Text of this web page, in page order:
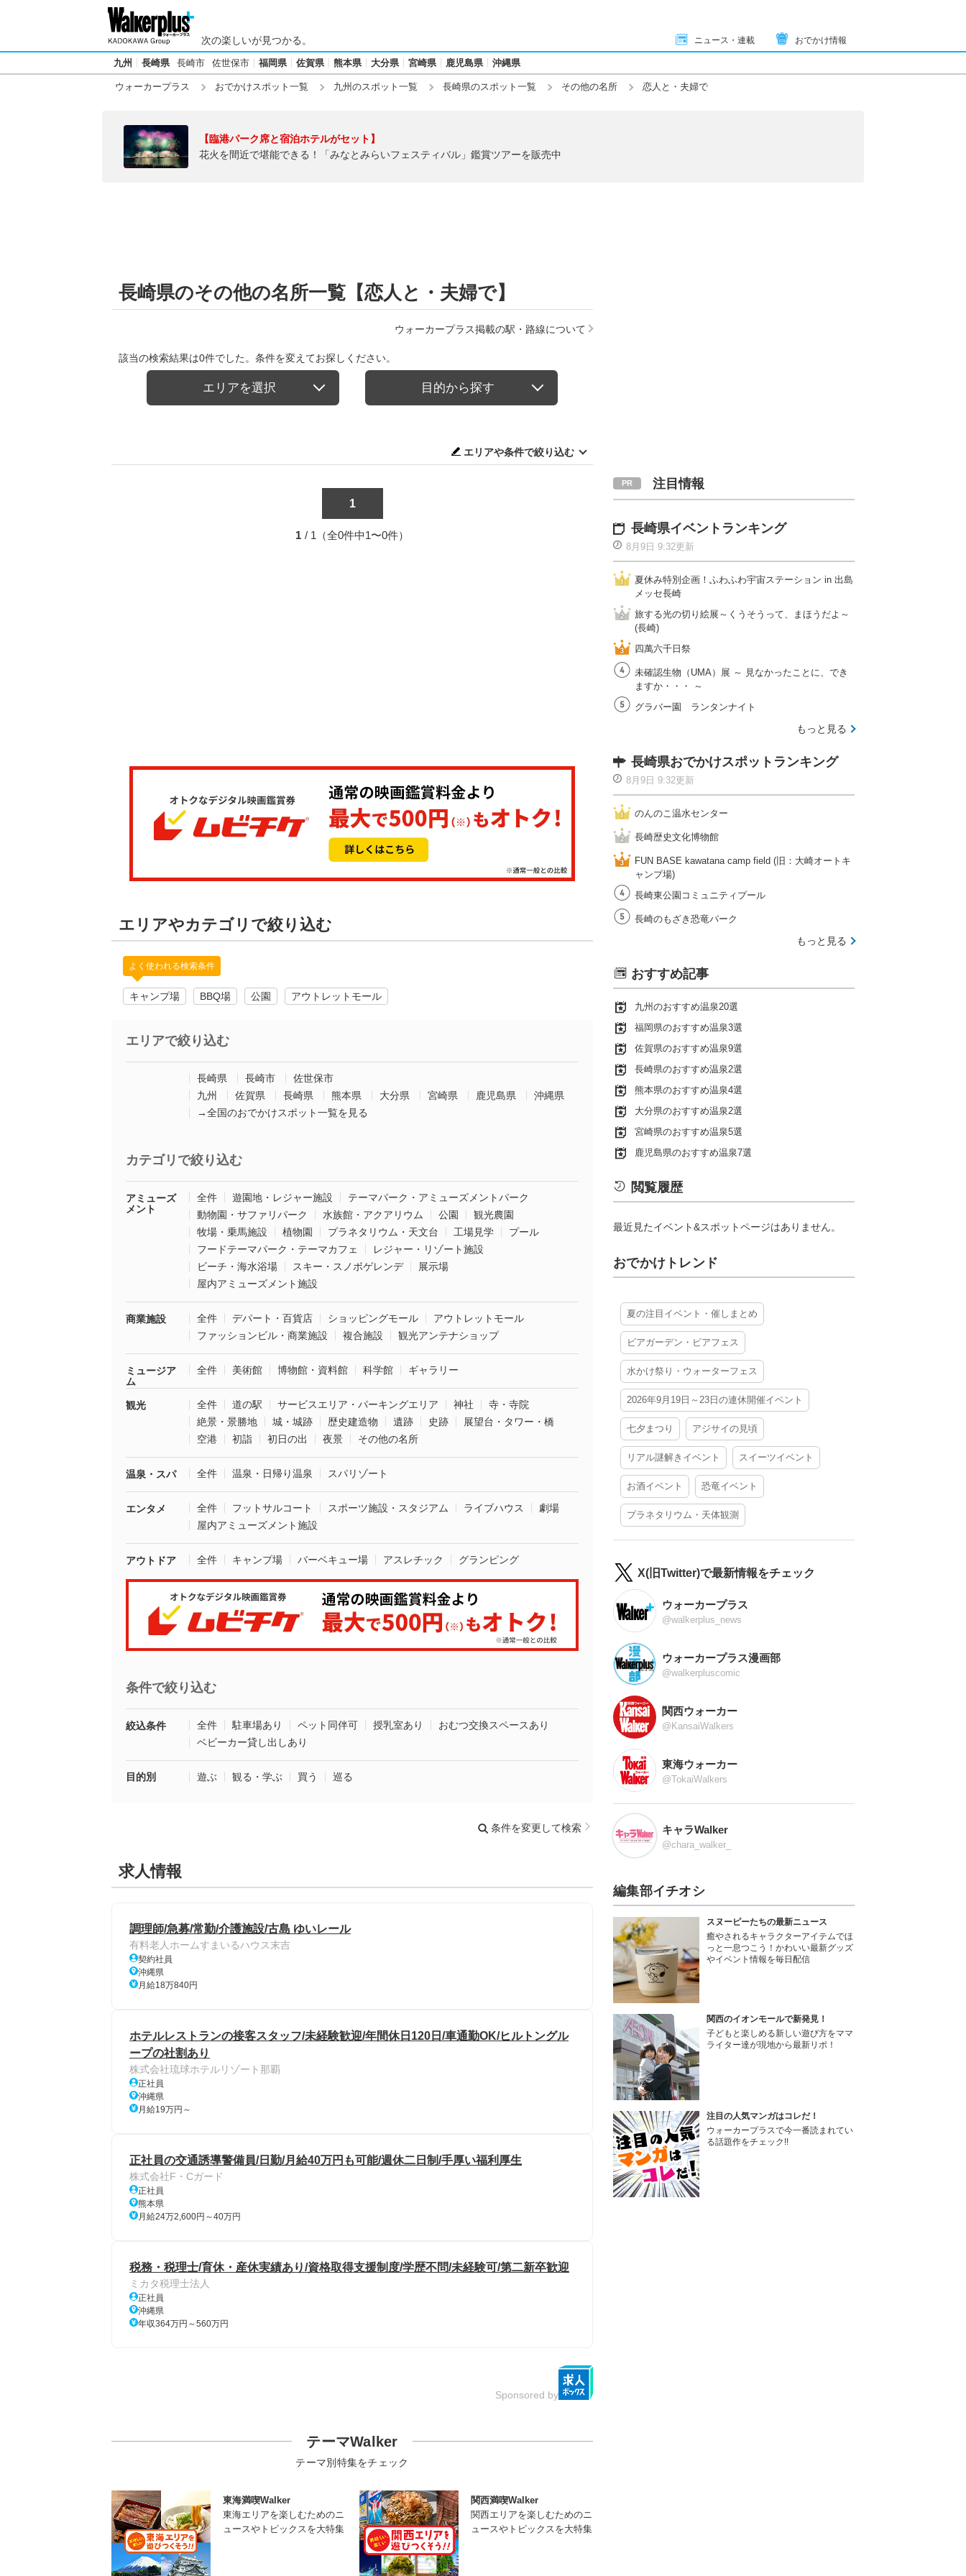
次の楽しいが見つかる。 ニュース・連載 おでかけ情報
九州 長崎県 長崎市 佐世保市 福岡県 佐賀県 熊本県 大分県 宮崎県 鹿児島県 沖縄県
ウォーカープラス おでかけスポット一覧 九州のスポット一覧 長崎県のスポット一覧 その他の名所 恋人と・夫婦で
【臨港パーク席と宿泊ホテルがセット】
花火を間近で堪能できる！「みなとみらいフェスティバル」鑑賞ツアーを販売中
長崎県のその他の名所一覧【恋人と・夫婦で】
ウォーカープラス掲載の駅・路線について
該当の検索結果は0件でした。条件を変えてお探しください。
エリアを選択 目的から探す
エリアや条件で絞り込む
1
1 / 1（全0件中1〜0件）
エリアやカテゴリで絞り込む
よく使われる検索条件
キャンプ場 BBQ場 公園 アウトレットモール
エリアで絞り込む
長崎県 長崎市
佐世保市
九州
佐賀県 長崎県 熊本県 大分県 宮崎県 鹿児島県
沖縄県
→全国のおでかけスポット一覧を見る
カテゴリで絞り込む
アミューズ
メント
全件 遊園地・レジャー施設
テーマパーク・アミューズメントパーク
動物園・サファリパーク
水族館・アクアリウム 公園
観光農園
牧場・乗馬施設
植物園 プラネタリウム・天文台 工場見学
プール
フードテーマパーク・テーマカフェ
レジャー・リゾート施設
ビーチ・海水浴場
スキー・スノボゲレンデ
展示場
屋内アミューズメント施設
商業施設 全件 デパート・百貨店 ショッピングモール
アウトレットモール
ファッションビル・商業施設
複合施設 観光アンテナショップ
ミュージア
ム
全件 美術館 博物館・資料館 科学館 ギャラリー
観光 全件 道の駅 サービスエリア・パーキングエリア 神社
寺・寺院
絶景・景勝地
城・城跡 歴史建造物 遺跡 史跡
展望台・タワー・橋
空港
初詣 初日の出 夜景 その他の名所
温泉・スパ 全件 温泉・日帰り温泉 スパリゾート
エンタメ 全件 フットサルコート スポーツ施設・スタジアム ライブハウス
劇場
屋内アミューズメント施設
アウトドア 全件 キャンプ場 バーベキュー場 アスレチック グランピング
条件で絞り込む
絞込条件 全件 駐車場あり ペット同伴可 授乳室あり
おむつ交換スペースあり
ベビーカー貸し出しあり
目的別 遊ぶ 観る・学ぶ 買う 巡る
条件を変更して検索
求人情報
調理師/急募/常勤/介護施設/古島 ゆいレール
有料老人ホームすまいるハウス末吉
契約社員
沖縄県
月給18万840円
ホテルレストランの接客スタッフ/未経験歓迎/年間休日120日/車通勤OK/ヒルトングル
ープの社割あり
株式会社琉球ホテルリゾート那覇
正社員
沖縄県
月給19万円～
正社員の交通誘導警備員/日勤/月給40万円も可能/週休二日制/手厚い福利厚生
株式会社F・Cガード
正社員
熊本県
月給24万2,600円～40万円
税務・税理士/育休・産休実績あり/資格取得支援制度/学歴不問/未経験可/第二新卒歓迎
ミカタ税理士法人
正社員
沖縄県
年収364万円～560万円
Sponsored by
テーマWalker
テーマ別特集をチェック
東海満喫Walker
東海エリアを楽しむためのニ
ュースやトピックスを大特集
関西満喫Walker
関西エリアを楽しむためのニ
ュースやトピックスを大特集
注目情報
長崎県イベントランキング
8月9日 9:32更新
夏休み特別企画！ふわふわ宇宙ステーション in 出島
メッセ長崎
旅する光の切り絵展～くうそうって、まほうだよ～
(長崎)
四萬六千日祭
未確認生物（UMA）展 ～ 見なかったことに、でき
ますか・・・ ～
グラバー園 ランタンナイト
もっと見る
長崎県おでかけスポットランキング
8月9日 9:32更新
のんのこ温水センター
長崎歴史文化博物館
FUN BASE kawatana camp field (旧：大崎オートキ
ャンプ場)
長崎東公園コミュニティプール
長崎のもざき恐竜パーク
もっと見る
おすすめ記事
九州のおすすめ温泉20選
福岡県のおすすめ温泉3選
佐賀県のおすすめ温泉9選
長崎県のおすすめ温泉2選
熊本県のおすすめ温泉4選
大分県のおすすめ温泉2選
宮崎県のおすすめ温泉5選
鹿児島県のおすすめ温泉7選
閲覧履歴
最近見たイベント&スポットページはありません。
おでかけトレンド
夏の注目イベント・催しまとめ
ビアガーデン・ビアフェス
水かけ祭り・ウォーターフェス
2026年9月19日～23日の連休開催イベント
七夕まつり アジサイの見頃
リアル謎解きイベント スイーツイベント
お酒イベント 恐竜イベント
プラネタリウム・天体観測
X(旧Twitter)で最新情報をチェック
ウォーカープラス
@walkerplus_news
ウォーカープラス漫画部
@walkerpluscomic
関西ウォーカー
@KansaiWalkers
東海ウォーカー
@TokaiWalkers
キャラWalker
@chara_walker_
編集部イチオシ
スヌーピーたちの最新ニュース
癒やされるキャラクターアイテムでほ
っと一息つこう！かわいい最新グッズ
やイベント情報を毎日配信
関西のイオンモールで新発見！
子どもと楽しめる新しい遊び方をママ
ライター達が現地から最新リポ！
注目の人気マンガはコレだ！
ウォーカープラスで今一番読まれてい
る話題作をチェック!!